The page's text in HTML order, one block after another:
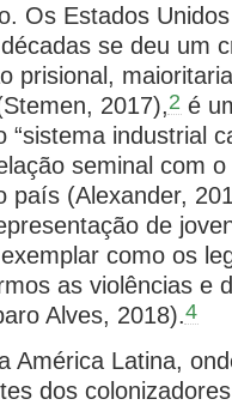
Os Estados
se deu um
prisional,
2017),2 é
industrial
seminal com
país (Alexander,
de
como os
as violências e
Alves, 2018).4
América Latina,
dos